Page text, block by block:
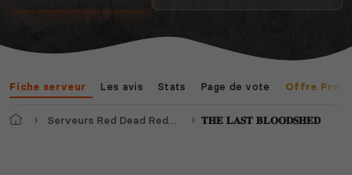
Fiche serveur Les avis Stats Page de vote Offre
AccueilServeurs Red Dead Redemption 2 𝐓𝐇𝐄 𝐋𝐀𝐒𝐓 𝐁𝐋𝐎𝐎𝐃𝐒𝐇𝐄𝐃